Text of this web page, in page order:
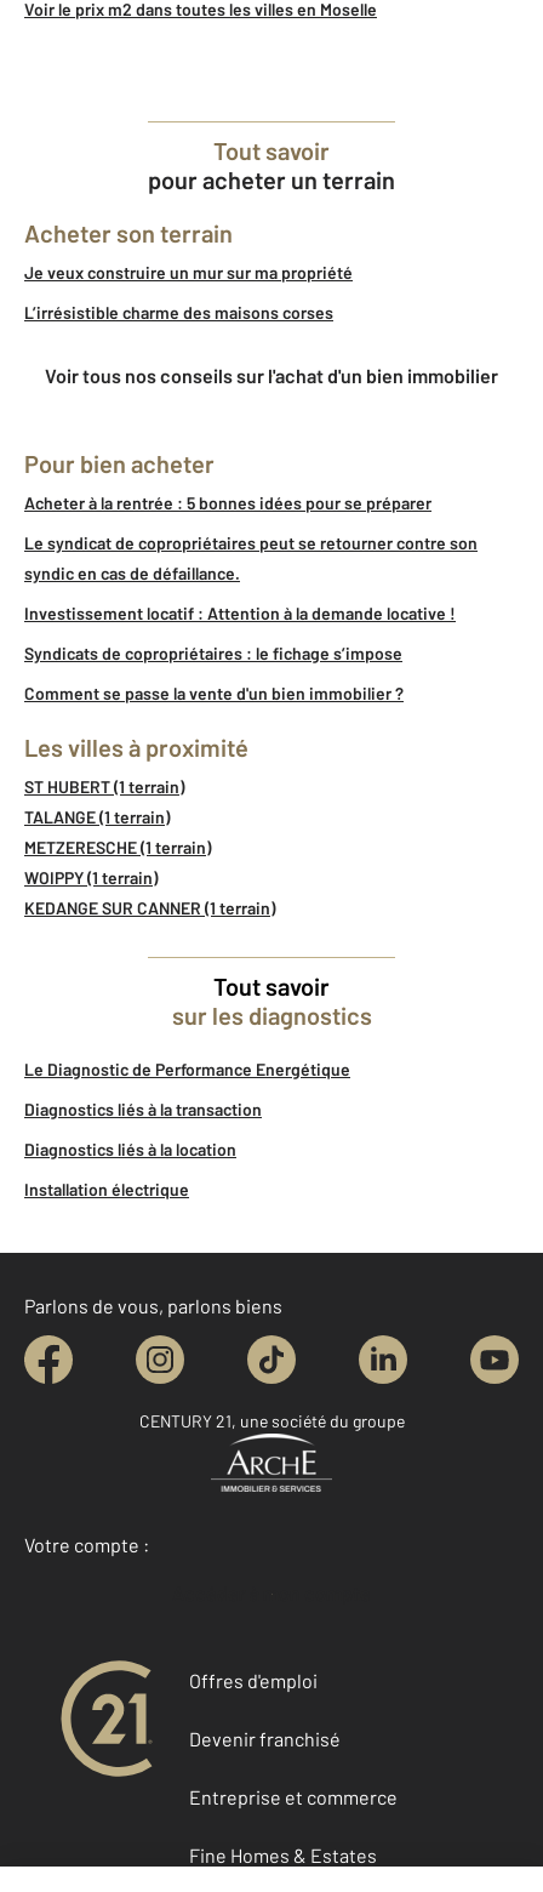
Voir le prix m2 dans toutes les villes en Moselle
Tout savoir
pour acheter un terrain
Acheter son terrain
Je veux construire un mur sur ma propriété
L’irrésistible charme des maisons corses
Voir tous nos conseils sur l'achat d'un bien immobilier
Pour bien acheter
Acheter à la rentrée : 5 bonnes idées pour se préparer
Le syndicat de copropriétaires peut se retourner contre son
syndic en cas de défaillance.
Investissement locatif : Attention à la demande locative !
Syndicats de copropriétaires : le fichage s’impose
Comment se passe la vente d'un bien immobilier ?
Les villes à proximité
ST HUBERT (1 terrain)
TALANGE (1 terrain)
METZERESCHE (1 terrain)
WOIPPY (1 terrain)
KEDANGE SUR CANNER (1 terrain)
Tout savoir
sur les diagnostics
Le Diagnostic de Performance Energétique
Diagnostics liés à la transaction
Diagnostics liés à la location
Installation électrique
Parlons de vous, parlons biens
CENTURY 21, une société du groupe
Votre compte :
Accéder à mon compte
Offres d'emploi
Devenir franchisé
Entreprise et commerce
Fine Homes & Estates